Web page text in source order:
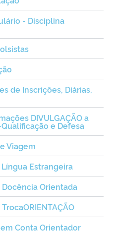
e Comunicações
Humanos
- Disciplina
de Inscrições, Diárias,
DIVULGAÇÃO a
e Defesa
Viagem
Estrangeira
Orientada
Conta Orientador